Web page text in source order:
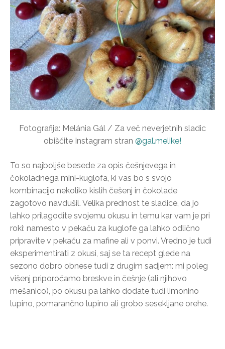
Fotografija: Melánia Gál / Za več neverjetnih sladic
obiščite Instagram stran @gal.melike!
To so najboljše besede za opis češnjevega in
čokoladnega mini-kuglofa, ki vas bo s svojo
kombinacijo nekoliko kislih češenj in čokolade
zagotovo navdušil. Velika prednost te sladice, da jo
lahko prilagodite svojemu okusu in temu kar vam je pri
roki: namesto v pekaču za kuglofe ga lahko odlično
pripravite v pekaču za mafine ali v ponvi. Vredno je tudi
eksperimentirati z okusi, saj se ta recept glede na
sezono dobro obnese tudi z drugim sadjem: mi poleg
višenj priporočamo breskve in češnje (ali njihovo
mešanico), po okusu pa lahko dodate tudi limonino
lupino, pomarančno lupino ali grobo sesekljane orehe.